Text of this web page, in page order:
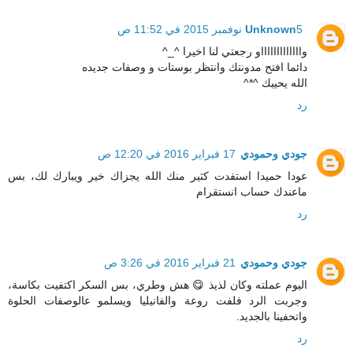
Unknown5 نوفمبر 2015 في 11:52 ص
واااااااااااااو رجعتي لنا اخيرا ^_^
دائما افتح مدونتك وانتظر بوستات و وصفات جديده
الله يحييك ^*^
رد
جودي وحمودي 17 فبراير 2016 في 12:20 ص
عودا حميدا استفدت كثير منك الله يجزاك خير ويبارك لك، بس
ماعندك حساب انستقرام
رد
جودي وحمودي
21 فبراير 2016 في 3:26 ص
اليوم عملته وكان لذيذ 😋 هش وطري، بس السكر اكتفيت بكاسة،
وجربت الرد فلفت روعة والفانيليا ويسلمو عالوصفات الحلوة
واتحفينا بالجديد.
رد